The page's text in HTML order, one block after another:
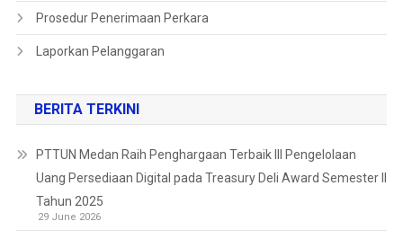
Prosedur Penerimaan Perkara
Laporkan Pelanggaran
BERITA TERKINI
PTTUN Medan Raih Penghargaan Terbaik III Pengelolaan
Uang Persediaan Digital pada Treasury Deli Award Semester II
Tahun 2025
29 June 2026